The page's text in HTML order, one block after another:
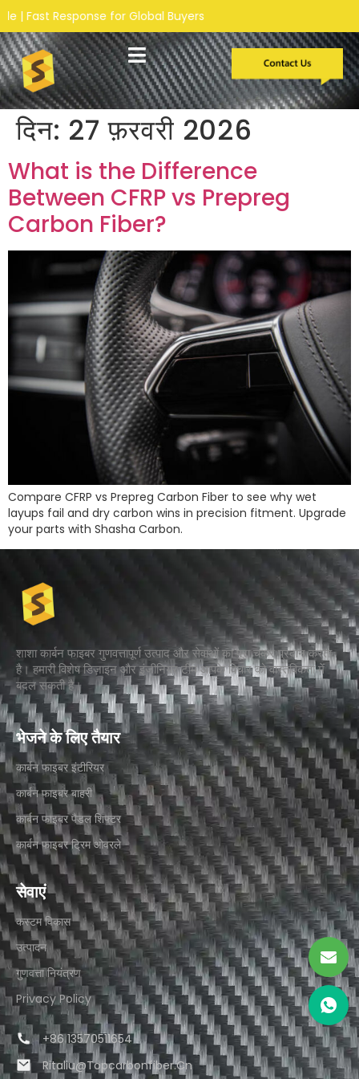
Response for Global Buyers
दिन: 27 फ़रवरी 2026
What is the Difference
Between CFRP vs Prepreg
Carbon Fiber?
Compare CFRP vs Prepreg Carbon Fiber to see why wet
layups fail and dry carbon wins in precision fitment. Upgrade
your parts with Shasha Carbon.
शाशा कार्बन फाइबर गुणवत्तापूर्ण उत्पाद और सेवाओं का पूरा चक्र प्रदान करता
है। हमारी विशेष डिज़ाइन और इंजीनियर टीम आपके विचार को वास्तविकता में
बदल सकती है।
भेजने के लिए तैयार
कार्बन फाइबर इंटीरियर​
कार्बन फाइबर बाहरी​
कार्बन फाइबर पैडल शिफ्टर
कार्बन फाइबर ट्रिम ओवरले
सेवाएं
कस्टम विकास
उत्पादन
गुणवत्ता नियंत्रण
Privacy Policy
+86 13570511654
Ritaliu@topcarbonfiber.cn